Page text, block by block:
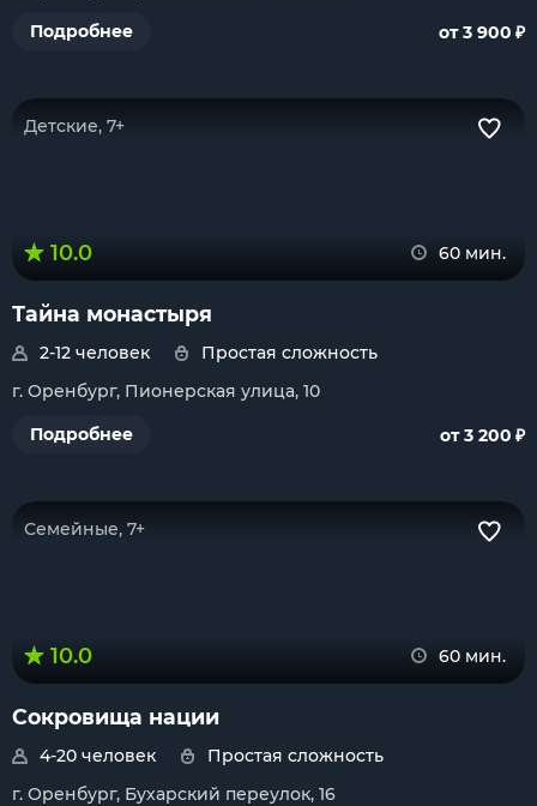
Подробнее
от 3 900 ₽
Детские, 7+
10.0 60 мин.
Тайна монастыря
2-12 человек
Простая сложность
г. Оренбург, Пионерская улица, 10
Подробнее
от 3 200 ₽
Семейные, 7+
10.0 60 мин.
Сокровища нации
4-20 человек
Простая сложность
г. Оренбург, Бухарский переулок, 16